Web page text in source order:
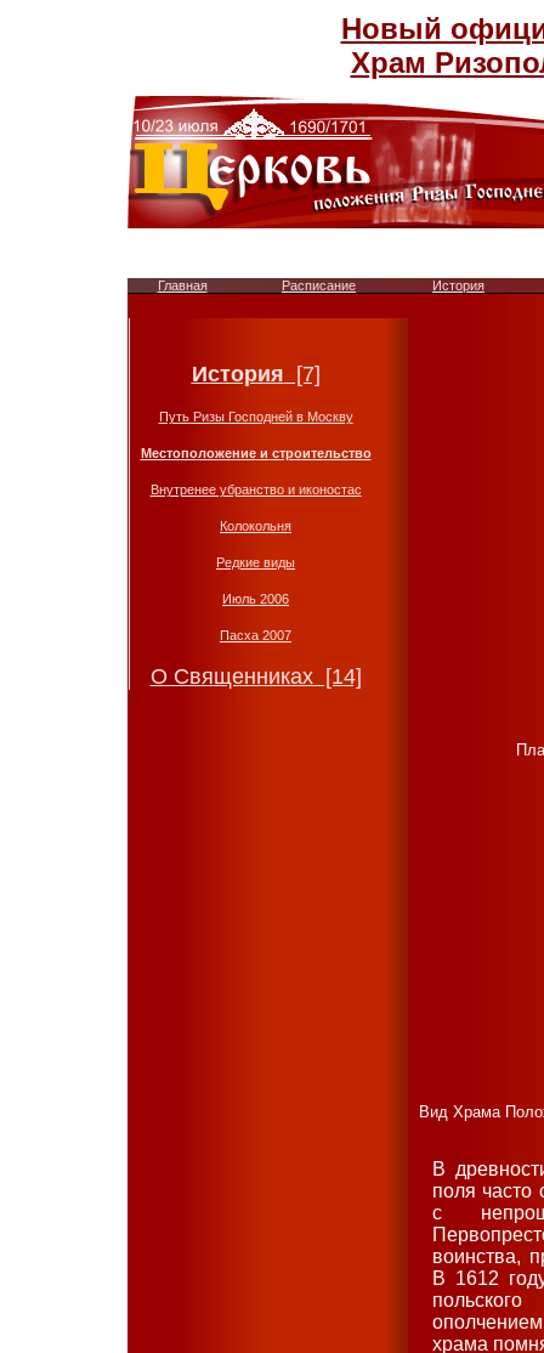
Новый
Храм
Главная Расписание История
История [7]
Путь Ризы Господней в Москву
Местоположение и строительство
Внутренее убранство и иконостас
Колокольня
Редкие виды
Июль 2006
Пасха 2007
О Священниках [14]
Вид Храма
В
поля часто
с
воинства,
В 1612
храма